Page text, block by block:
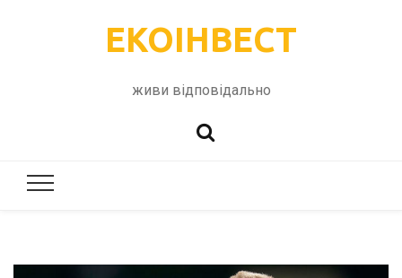
ЕКОІНВЕСТ
живи відповідально